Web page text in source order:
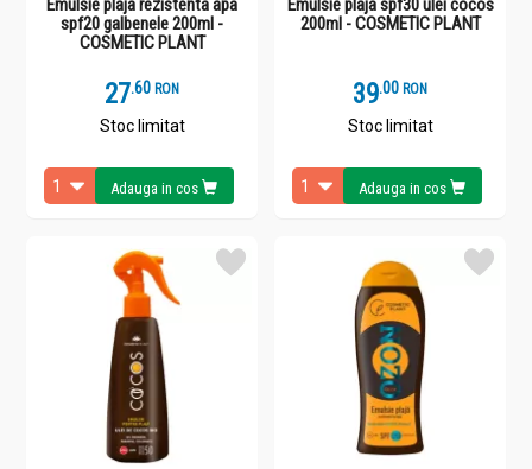
Emulsie plaja rezistenta apa
spf20 galbenele 200ml -
COSMETIC PLANT
27.6 RON
Stoc limitat
Adauga in cos
Emulsie plaja spf30 ulei cocos
200ml - COSMETIC PLANT
39.0 RON
Stoc limitat
Adauga in cos